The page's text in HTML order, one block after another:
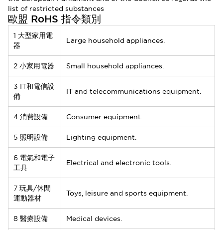
list of restricted substances
歐盟 RoHS 指令類別
1 大型家用電
器
Large household appliances.
2 小家用電器 Small household appliances.
3 IT和電信設
備
IT and telecommunications equipment.
4 消費設備 Consumer equipment.
5 照明設備 Lighting equipment.
6 電氣和電子
工具
Electrical and electronic tools.
7 玩具/休閒
運動器材
Toys, leisure and sports equipment.
8 醫療設備 Medical devices.